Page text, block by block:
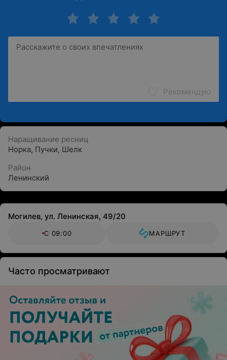
Рекомендую
Наращивание ресниц
Норка, Пучки, Шелк
Район
Ленинский
Могилев, ул. Ленинская, 49/20
С 09:00 МАРШРУТ
Часто просматривают